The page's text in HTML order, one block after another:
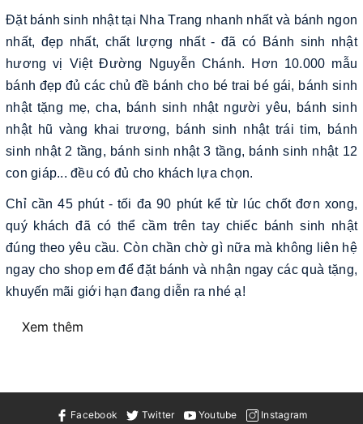
Đặt bánh sinh nhật tại Nha Trang nhanh nhất và bánh ngon
nhất, đẹp nhất, chất lượng nhất - đã có Bánh sinh nhật
hương vị Việt Đường Nguyễn Chánh. Hơn 10.000 mẫu
bánh đẹp đủ các chủ đề bánh cho bé trai bé gái, bánh sinh
nhật tặng mẹ, cha, bánh sinh nhật người yêu, bánh sinh
nhật hũ vàng khai trương, bánh sinh nhật trái tim, bánh
sinh nhật 2 tầng, bánh sinh nhật 3 tầng, bánh sinh nhật 12
con giáp... đều có đủ cho khách lựa chọn.
Chỉ cần 45 phút - tối đa 90 phút kể từ lúc chốt đơn xong,
quý khách đã có thể cầm trên tay chiếc bánh sinh nhật
đúng theo yêu cầu. Còn chần chờ gì nữa mà không liên hệ
ngay cho shop em để đặt bánh và nhận ngay các quà tặng,
khuyến mãi giới hạn đang diễn ra nhé ạ!
Xem thêm
Facebook Twitter Youtube Instagram